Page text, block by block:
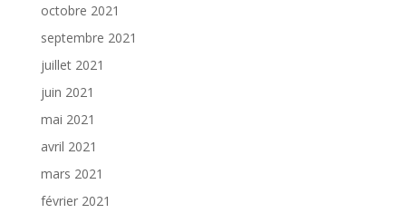
octobre 2021
septembre 2021
juillet 2021
juin 2021
mai 2021
avril 2021
mars 2021
février 2021